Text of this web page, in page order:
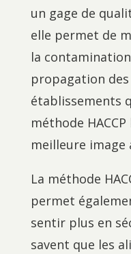
un gage de
elle permet de
la
propagation des
établissements
méthode
meilleure image
La méthode
permet
sentir plus en
savent que les